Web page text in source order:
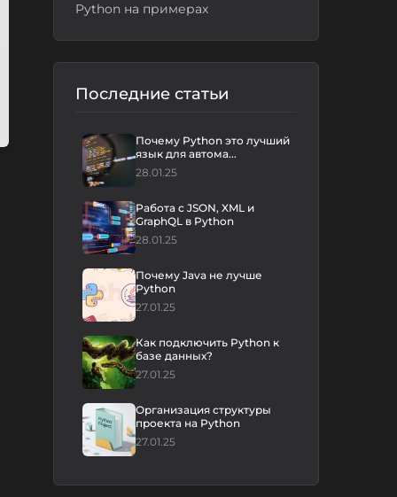
Python на примерах
Последние статьи
Почему Python это лучший
язык для автома...
28.01.25
Работа с JSON, XML и
GraphQL в Python
28.01.25
Почему Java не лучше
Python
27.01.25
Как подключить Python к
базе данных?
27.01.25
Организация структуры
проекта на Python
27.01.25